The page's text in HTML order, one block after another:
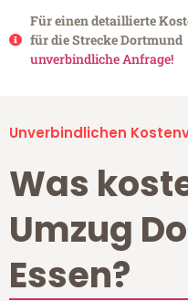
Für einen detaillierte
für die Strecke Dortmund
unverbindliche Anfrage!
Unverbindlichen
Was
Umzug
Essen?